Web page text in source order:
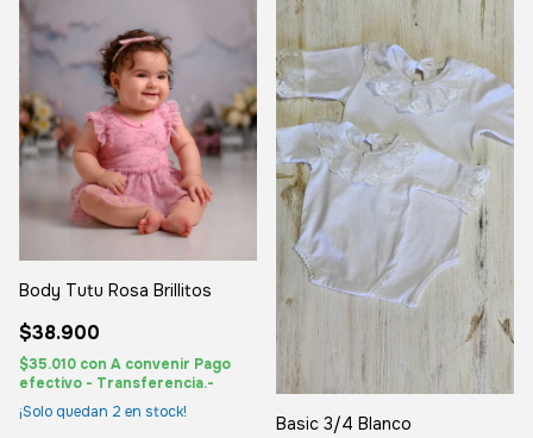
Body Tutu Rosa Brillitos
$38.900
$35.010 con A convenir Pago
efectivo - Transferencia.-
¡Solo quedan 2 en stock!
Basic 3/4 Blanco